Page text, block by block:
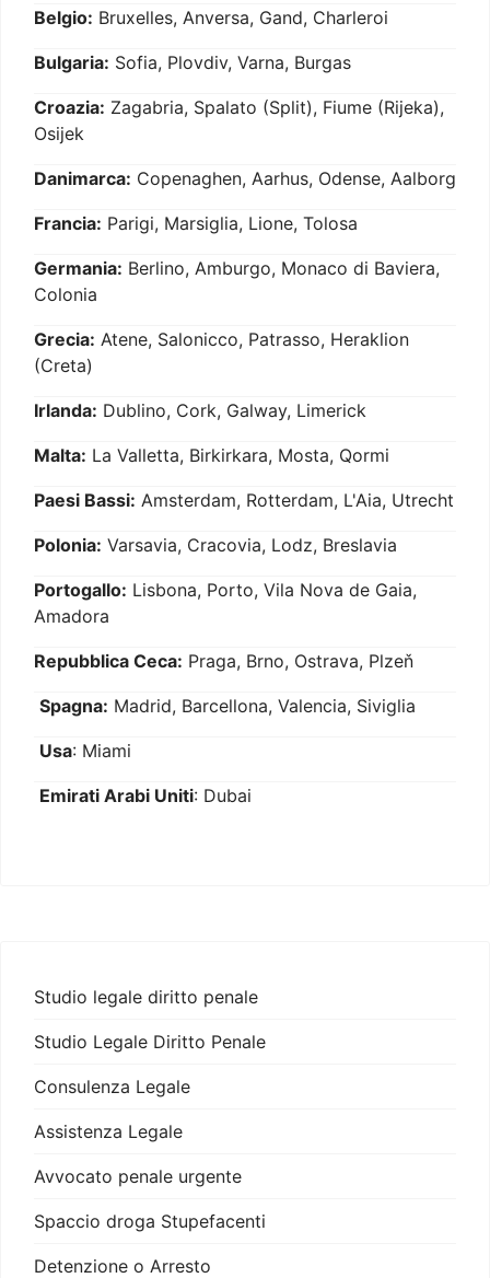
Belgio: Bruxelles, Anversa, Gand, Charleroi
Bulgaria: Sofia, Plovdiv, Varna, Burgas
Croazia: Zagabria, Spalato (Split), Fiume (Rijeka),
Osijek
Danimarca: Copenaghen, Aarhus, Odense, Aalborg
Francia: Parigi, Marsiglia, Lione, Tolosa
Germania: Berlino, Amburgo, Monaco di Baviera,
Colonia
Grecia: Atene, Salonicco, Patrasso, Heraklion
(Creta)
Irlanda: Dublino, Cork, Galway, Limerick
Malta: La Valletta, Birkirkara, Mosta, Qormi
Paesi Bassi: Amsterdam, Rotterdam, L'Aia, Utrecht
Polonia: Varsavia, Cracovia, Lodz, Breslavia
Portogallo: Lisbona, Porto, Vila Nova de Gaia,
Amadora
Repubblica Ceca: Praga, Brno, Ostrava, Plzeň
Spagna: Madrid, Barcellona, Valencia, Siviglia
Usa: Miami
Emirati Arabi Uniti: Dubai
Studio legale diritto penale
Studio Legale Diritto Penale
Consulenza Legale
Assistenza Legale
Avvocato penale urgente
Spaccio droga Stupefacenti
Detenzione o Arresto